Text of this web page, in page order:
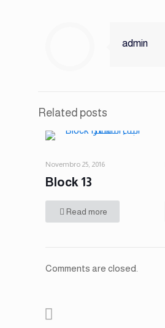
admin
Related posts
Novembro 25, 2016
Block 13
Read more
Comments are closed.